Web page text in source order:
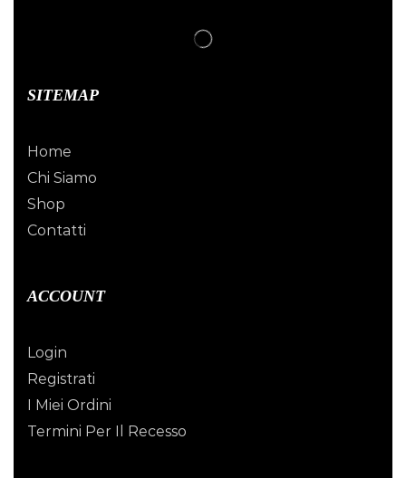
SITEMAP
Home
Chi Siamo
Shop
Contatti
ACCOUNT
Login
Registrati
I Miei Ordini
Termini Per Il Recesso